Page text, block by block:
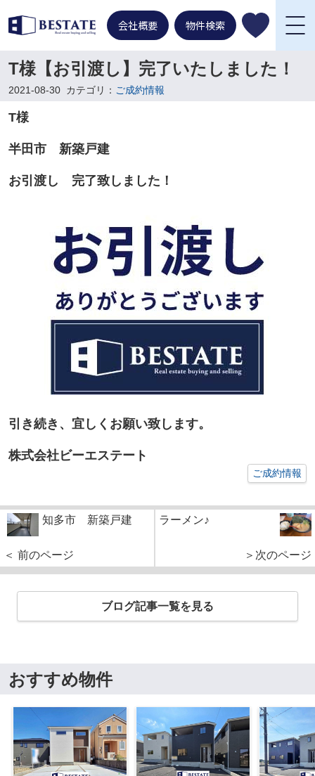
会社概要 物件検索
T様【お引渡し】完了いたしました！
2021-08-30 カテゴリ： ご成約情報
T様
半田市 新築戸建
お引渡し 完了致しました！
引き続き、宜しくお願い致します。
株式会社ビーエステート
ご成約情報
知多市 新築戸建
＜ 前のページ
ラーメン♪
＞次のページ
ブログ記事一覧を見る
おすすめ物件